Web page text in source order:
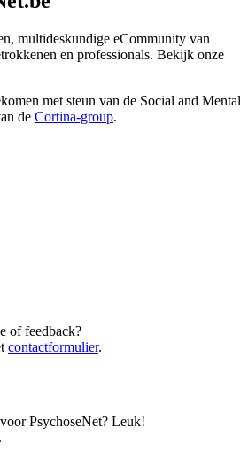
multideskundige eCommunity van
en professionals. Bekijk onze
met steun van de Social and Mental
de Cortina-group.
of feedback?
contactformulier.
PsychoseNet? Leuk!